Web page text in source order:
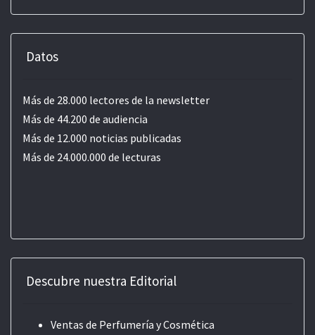
Datos
Más de 28.000 lectores de la newsletter
Más de 44.200 de audiencia
Más de 12.000 noticias publicadas
Más de 24.000.000 de lecturas
Descubre nuestra Editorial
Ventas de Perfumería y Cosmética